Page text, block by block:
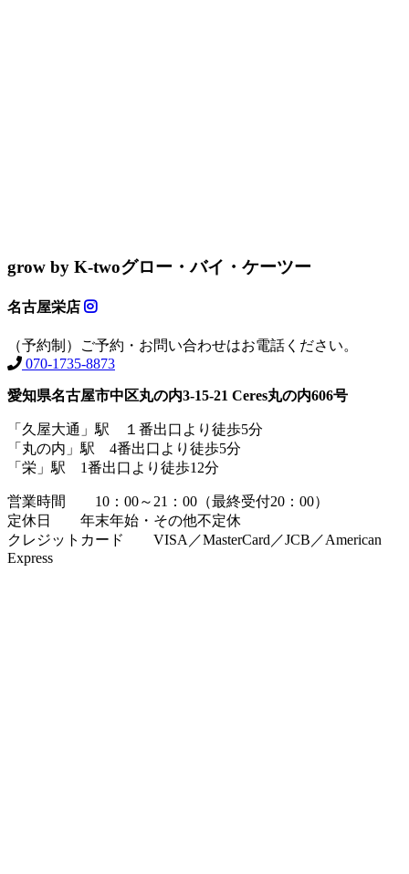
grow by K-twoグロー・バイ・ケーツー
名古屋栄店
（予約制）ご予約・お問い合わせはお電話ください。
070-1735-8873
愛知県名古屋市中区丸の内3-15-21 Ceres丸の内606号
「久屋大通」駅 １番出口より徒歩5分
「丸の内」駅 4番出口より徒歩5分
「栄」駅 1番出口より徒歩12分
営業時間 10：00～21：00（最終受付20：00）
定休日 年末年始・その他不定休
クレジットカード VISA／MasterCard／JCB／American
Express